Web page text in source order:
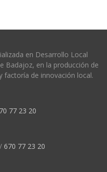
en Desarrollo Local
Badajoz, en la producción de
factoría de innovación local.
77 23 20
/ 670 77 23 20